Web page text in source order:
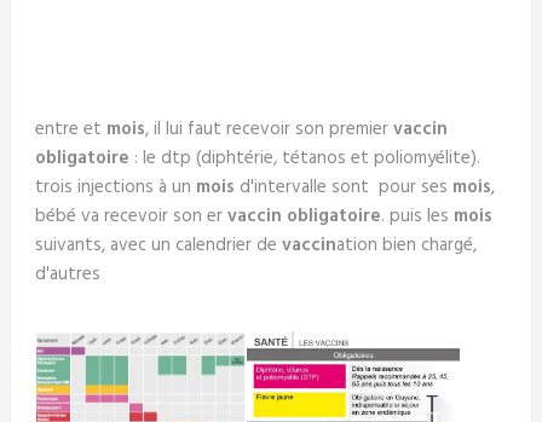
entre et mois, il lui faut recevoir son premiervaccin
obligatoire : le dtp (diphtérie, tétanos et poliomyélite).
trois injections à un mois d'intervalle sont pour ses mois,
bébé va recevoir son ervaccin obligatoire. puis les mois
suivants, avec un calendrier de vaccination bien chargé,
d'autres